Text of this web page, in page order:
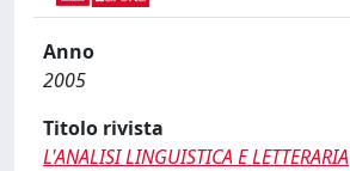
Anno
2005
Titolo rivista
L'ANALISI LINGUISTICA E LETTERARIA